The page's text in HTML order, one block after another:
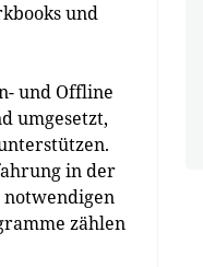
und
und Offline
umgesetzt,
in der
zählen